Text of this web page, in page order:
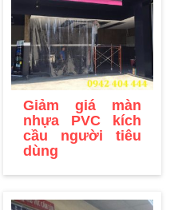
Giảm giá màn
nhựa PVC kích
cầu người tiêu
dùng